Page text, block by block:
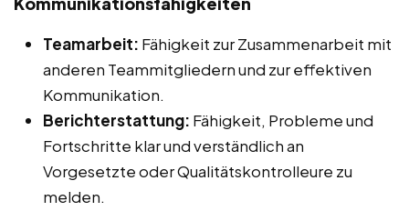
Teamarbeit: Fähigkeit zur Zusammenarbeit mit
anderen Teammitgliedern und zur effektiven
Kommunikation.
Berichterstattung: Fähigkeit, Probleme und
Fortschritte klar und verständlich an
Vorgesetzte oder Qualitätskontrolleure zu
melden.